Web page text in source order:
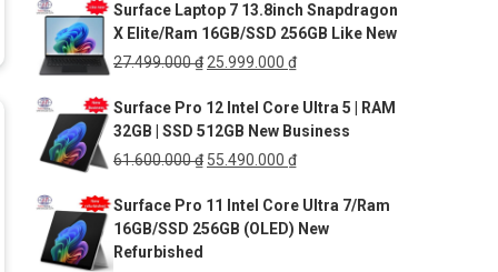
Surface Laptop 7 13.8inch Snapdragon
X Elite/Ram 16GB/SSD 256GB Like New
27.499.000₫ Giá
là:
27.499.000 ₫.
25.999.000 ₫Giá
tại
là:
25.999.000 ₫.
Surface Pro 12 Intel Core Ultra 5 | RAM
32GB | SSD 512GB New Business
61.600.000₫ Giá
là:
61.600.000 ₫.
55.490.000 ₫Giá
tại
là:
Surface Pro 11 Intel Core Ultra 7/Ram
16GB/SSD 256GB (OLED) New
Refurbished